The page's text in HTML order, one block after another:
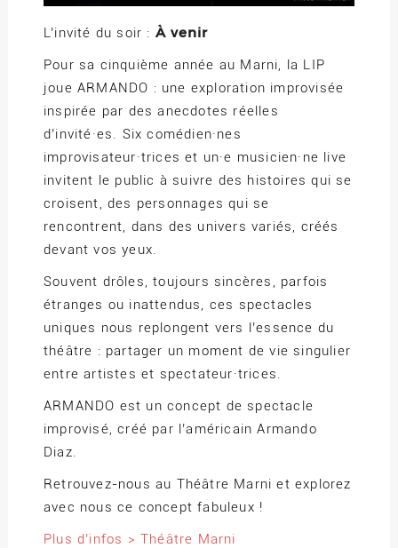
L’invité du soir : À venir
Pour sa cinquième année au Marni, la LIP
joue ARMANDO : une exploration improvisée
inspirée par des anecdotes réelles
d’invité·es. Six comédien·nes
improvisateur·trices et un·e musicien·ne live
invitent le public à suivre des histoires qui se
croisent, des personnages qui se
rencontrent, dans des univers variés, créés
devant vos yeux.
Souvent drôles, toujours sincères, parfois
étranges ou inattendus, ces spectacles
uniques nous replongent vers l’essence du
théâtre : partager un moment de vie singulier
entre artistes et spectateur·trices.
ARMANDO est un concept de spectacle
improvisé, créé par l’américain Armando
Diaz.
Retrouvez-nous au Théâtre Marni et explorez
avec nous ce concept fabuleux !
Plus d’infos > Théâtre Marni